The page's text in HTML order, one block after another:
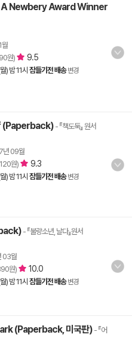
Newbery Award Winner
월
원) 9.5
) 밤 11시 잠들기전 배송 변경
(Paperback) - 『책도둑』 원서
년 09월
원) 9.3
) 밤 11시 잠들기전 배송 변경
- 『불량소년, 날다』원서
03월
원) 10.0
) 밤 11시 잠들기전 배송 변경
(Paperback, 미국판) - 『어